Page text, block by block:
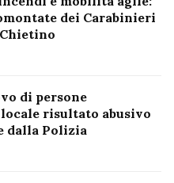
dei Carabinieri
di persone
risultato abusivo
dalla Polizia